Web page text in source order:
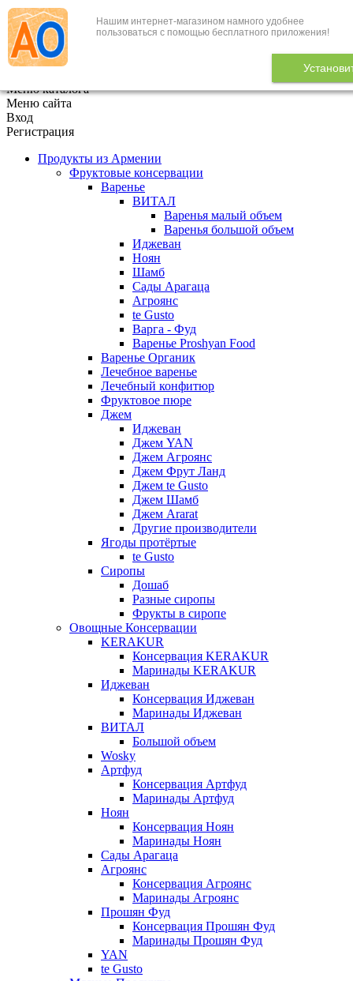
Нашим интернет-магазином намного удобнее
пользоваться с помощью бесплатного приложения!
+7 (495) 646-888-1
В корзине 0
Меню каталога
Меню сайта
Вход
Регистрация
Продукты из Армении
Фруктовые консервации
Варенье
ВИТАЛ
Варенья малый объем
Варенья большой объем
Иджеван
Ноян
Шамб
Сады Арагаца
Агроянс
te Gusto
Варга - Фуд
Варенье Proshyan Food
Варенье Органик
Лечебное варенье
Лечебный конфитюр
Фруктовое пюре
Джем
Иджеван
Джем YAN
Джем Агроянс
Джем Фрут Ланд
Джем te Gusto
Джем Шамб
Джем Ararat
Другие производители
Ягоды протёртые
te Gusto
Сиропы
Дошаб
Разные сиропы
Фрукты в сиропе
Овощные Консервации
KERAKUR
Консервация KERAKUR
Маринады KERAKUR
Иджеван
Консервация Иджеван
Маринады Иджеван
ВИТАЛ
Большой объем
Wosky
Артфуд
Консервация Артфуд
Маринады Артфуд
Ноян
Консервация Ноян
Маринады Ноян
Сады Арагаца
Агроянс
Консервация Агроянс
Маринады Агроянс
Прошян Фуд
Консервация Прошян Фуд
Маринады Прошян Фуд
YAN
te Gusto